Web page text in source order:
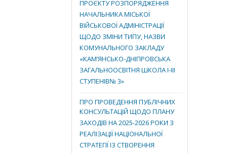
ПРОЄКТУ РОЗПОРЯДЖЕННЯ
НАЧАЛЬНИКА МІСЬКОЇ
ВІЙСЬКОВОЇ АДМІНІСТРАЦІЇ
ЩОДО ЗМІНИ ТИПУ, НАЗВИ
КОМУНАЛЬНОГО ЗАКЛАДУ
«КАМ’ЯНСЬКО-ДНІПРОВСЬКА
ЗАГАЛЬНООСВІТНЯ ШКОЛА І-ІІІ
СТУПЕНІВ№ 3»
ПРО ПРОВЕДЕННЯ ПУБЛІЧНИХ
КОНСУЛЬТАЦІЙ ЩОДО ПЛАНУ
ЗАХОДІВ НА 2025-2026 РОКИ З
РЕАЛІЗАЦІЇ НАЦІОНАЛЬНОЇ
СТРАТЕГІЇ ІЗ СТВОРЕННЯ